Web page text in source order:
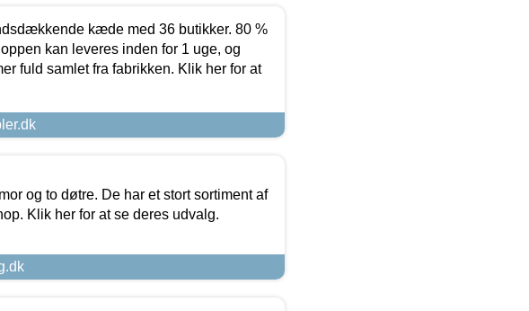
kæde med 36 butikker. 80 %
kan leveres inden for 1 uge, og
fuld samlet fra fabrikken. Klik her for at
og to døtre. De har et stort sortiment af
Klik her for at se deres udvalg.